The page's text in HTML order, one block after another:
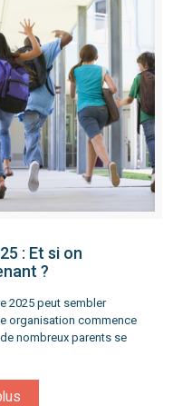
: Et si on
?
2025 peut sembler
organisation commence
nombreux parents se